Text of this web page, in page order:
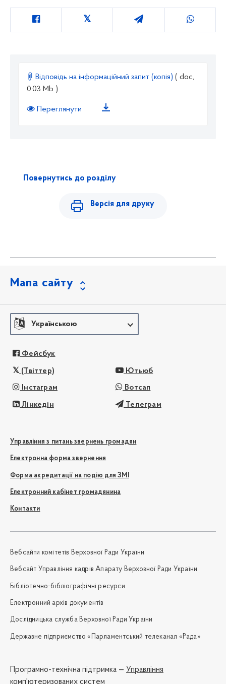
Відповідь на інформаційний запит (копія) ( doc,
0.03 Mb )
Переглянути
Повернутись до розділу
Версія для друку
Мапа сайту
Українською
Фейсбук
(Твіттер) Ютьюб
Інстаграм Вотсап
Лінкедін Телеграм
Управління з питань звернень громадян
Електронна форма звернення
Форма акредитації на подію для ЗМІ
Електронний кабінет громадянина
Контакти
Вебсайти комітетів Верховної Ради України
Вебсайт Управління кадрів Апарату Верховної Ради України
Бібліотечно-бібліографічні ресурси
Електронний архів документів
Дослідницька служба Верховної Ради України
Державне підприємство «Парламентський телеканал «Рада»
Програмно-технічна підтримка — Управління
комп'ютеризованих систем